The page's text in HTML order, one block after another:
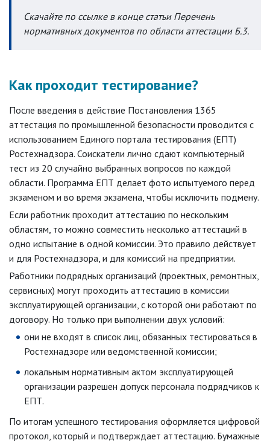
Скачайте по ссылке в конце статьи Перечень
нормативных документов по области аттестации Б.3.
Как проходит тестирование?
После введения в действие Постановления 1365
аттестация по промышленной безопасности проводится с
использованием Единого портала тестирования (ЕПТ)
Ростехнадзора. Соискатели лично сдают компьютерный
тест из 20 случайно выбранных вопросов по каждой
области. Программа ЕПТ делает фото испытуемого перед
экзаменом и во время экзамена, чтобы исключить подмену.
Если работник проходит аттестацию по нескольким
областям, то можно совместить несколько аттестаций в
одно испытание в одной комиссии. Это правило действует
и для Ростехнадзора, и для комиссий на предприятии.
Работники подрядных организаций (проектных, ремонтных,
сервисных) могут проходить аттестацию в комиссии
эксплуатирующей организации, с которой они работают по
договору. Но только при выполнении двух условий:
они не входят в список лиц, обязанных тестироваться в
Ростехнадзоре или ведомственной комиссии;
локальным нормативным актом эксплуатирующей
организации разрешен допуск персонала подрядчиков к
ЕПТ.
По итогам успешного тестирования оформляется цифровой
протокол, который и подтверждает аттестацию. Бумажные